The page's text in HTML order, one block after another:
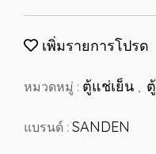
เพิ่มรายการโปรด
หมวดหมู่ : ตู้แช่เย็น ,
แบรนด์ : SANDEN